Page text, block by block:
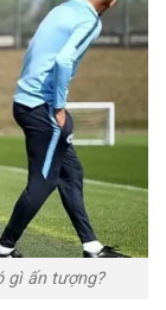
gì ấn tượng?